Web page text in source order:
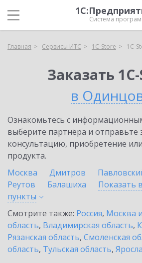
Система
Главная Сервисы ИТС 1C-Store 1C-
Заказать
в
Ознакомьтесь с
выберите партнёра и отправьте
консультацию, приобретение
продукта.
Москва
Дмитров
Реутов
Балашиха
Показать
пункты
Смотрите также: Россия, Москва
область, Владимирская область,
Рязанская область, Смоленская
область, Тульская область,